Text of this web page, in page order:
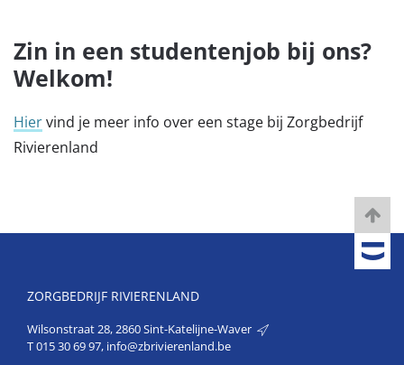
Zin in een studentenjob bij ons?
Welkom!
Hiervind je meer info over een stage bij Zorgbedrijf
Rivierenland
ZORGBEDRIJF RIVIERENLAND
Wilsonstraat 28, 2860 Sint-Katelijne-Waver
T015 30 69 97, info@zbrivierenland.be